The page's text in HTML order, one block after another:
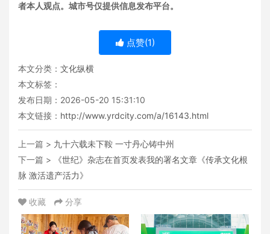
者本人观点。城市号仅提供信息发布平台。
点赞(1)
本文分类： 文化纵横
本文标签：
发布日期：2026-05-20 15:31:10
本文链接： http://www.yrdcity.com/a/16143.html
上一篇 > 九十六载未下鞍 一寸丹心铸中州
下一篇 >
《世纪》杂志在首页发表我的署名文章《传承文化根
脉 激活遗产活力》
收藏 分享